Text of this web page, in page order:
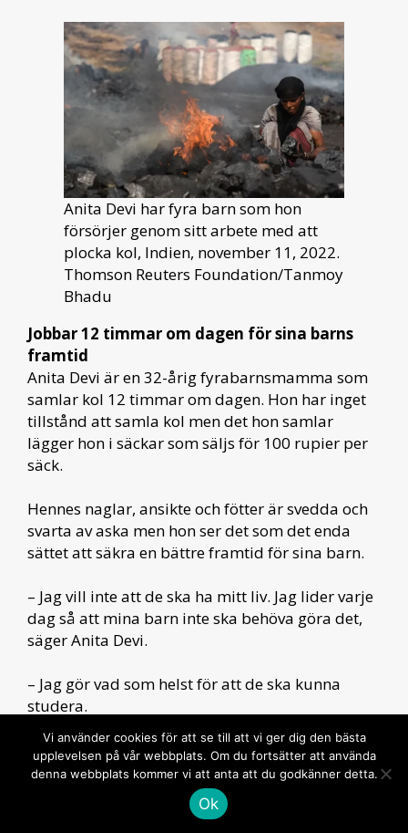
Anita Devi har fyra barn som hon
försörjer genom sitt arbete med att
plocka kol, Indien, november 11, 2022.
Thomson Reuters Foundation/Tanmoy
Bhadu
Jobbar 12 timmar om dagen för sina barns
framtid
Anita Devi är en 32-årig fyrabarnsmamma som
samlar kol 12 timmar om dagen. Hon har inget
tillstånd att samla kol men det hon samlar
lägger hon i säckar som säljs för 100 rupier per
säck.
Hennes naglar, ansikte och fötter är svedda och
svarta av aska men hon ser det som det enda
sättet att säkra en bättre framtid för sina barn.
– Jag vill inte att de ska ha mitt liv. Jag lider varje
dag så att mina barn inte ska behöva göra det,
säger Anita Devi.
– Jag gör vad som helst för att de ska kunna
studera.
Reporter: Roli Srivastava
Redigering: Megan Rowling and Laurie Goering
Producent: Amber Milne
Vi använder cookies för att se till att vi ger dig den bästa
upplevelsen på vår webbplats. Om du fortsätter att använda
denna webbplats kommer vi att anta att du godkänner detta.
Ok